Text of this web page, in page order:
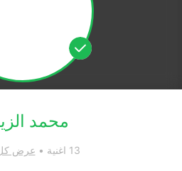
محمد
13 اغنية • عرض كل